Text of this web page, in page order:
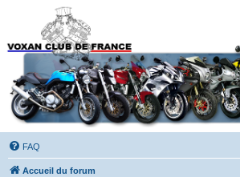
Forums du Voxan Club
de France
FAQ
Accueil du forum